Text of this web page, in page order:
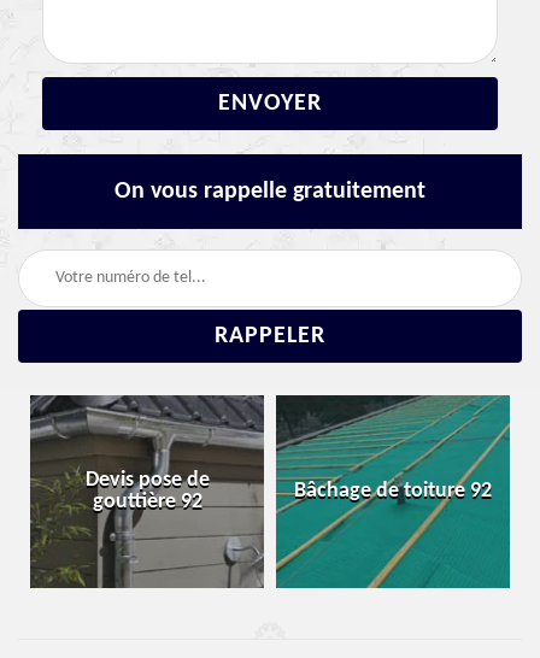
On vous rappelle gratuitement
Bâchage de toiture 92
Réparation et
changement de toiture
92